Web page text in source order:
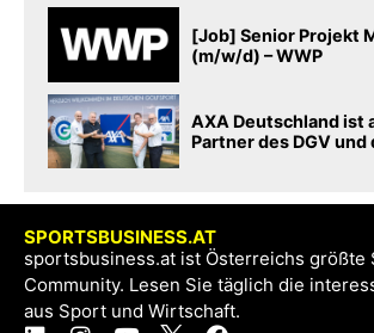
[Job] Senior Projekt
(m/w/d) – WWP
AXA Deutschland ist
Partner des DGV und
SPORTSBUSINESS.AT
sportsbusiness.at ist Österreichs größte
Community. Lesen Sie täglich die
aus Sport und Wirtschaft.